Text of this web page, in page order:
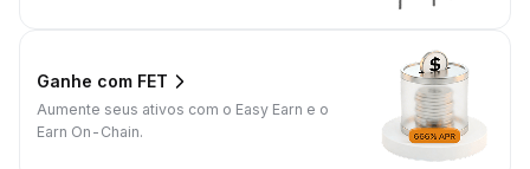
Ganhe com FET
Aumente seus ativos com o Easy Earn e o
Earn On-Chain.